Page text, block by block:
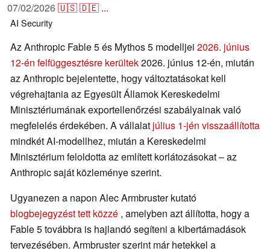
07/02/2026🇺🇸🇩🇪 ...
AI Security
Az Anthropic Fable 5 és Mythos 5 modelljei 2026. június
12-én felfüggesztésre kerültek2026. június 12-én, miután
az Anthropic bejelentette, hogy változtatásokat kell
végrehajtania az Egyesült Államok Kereskedelmi
Minisztériumának exportellenőrzési szabályainak való
megfelelés érdekében. A vállalat július 1-jén visszaállította
mindkét AI-modellhez, miután a Kereskedelmi
Minisztérium feloldotta az említett korlátozásokat – az
Anthropic saját közleménye szerint.
Ugyanezen a napon Alec Armbruster kutató
blogbejegyzést tett közzé , amelyben azt állította, hogy a
Fable 5 továbbra is hajlandó segíteni a kibertámadások
tervezésében. Armbruster szerint már hetekkel a